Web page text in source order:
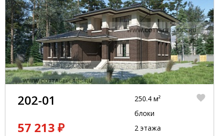
202-01
57 213 ₽
250.4 м²
блоки
2 этажа